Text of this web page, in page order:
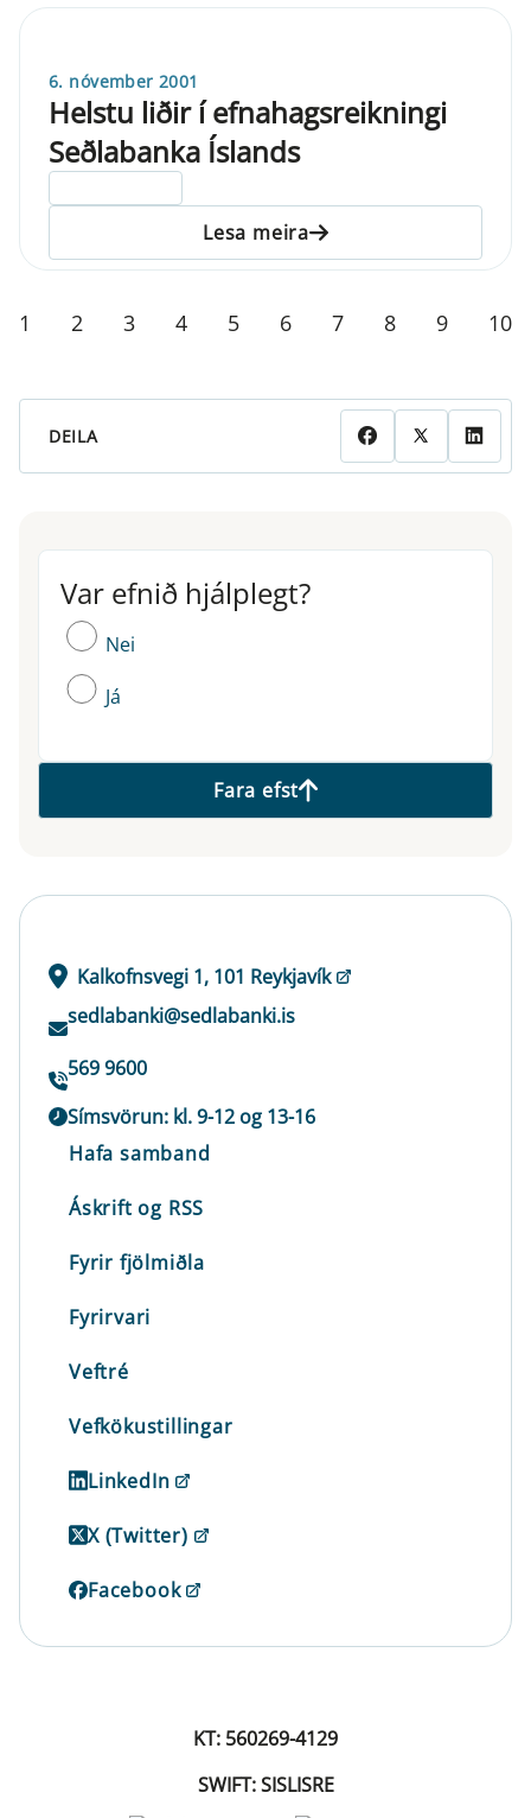
6. nóvember 2001
Helstu liðir í efnahagsreikningi
Seðlabanka Íslands
Lesa meira
1 2 3 4 5 6 7 8 9 10
DEILA
Var efnið hjálplegt?
Var efnið hjálplegt?
Nei
Já
Fara efst
Kalkofnsvegi 1, 101 Reykjavík
sedlabanki@sedlabanki.is
569 9600
Símsvörun: kl. 9-12 og 13-16
Hafa samband
Áskrift og RSS
Fyrir fjölmiðla
Fyrirvari
Veftré
Vefkökustillingar
LinkedIn
X (Twitter)
Facebook
KT: 560269-4129
SWIFT: SISLISRE